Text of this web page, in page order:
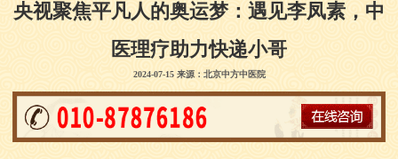
央视聚焦平凡人的奥运梦：遇见李凤素，中
医理疗助力快递小哥
2024-07-15 来源：北京中方中医院